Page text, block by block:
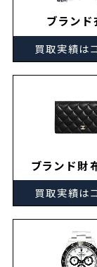
ブランド
買取実績は
ブランド財
買取実績は